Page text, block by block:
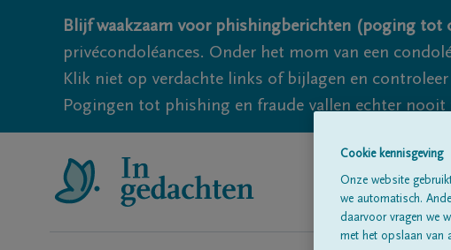
Blijf waakzaam voor phishingberichten (poging tot
privécondoléances. Onder het mom van een
Klik niet op verdachte links of bijlagen en
Pogingen tot phishing en fraude vallen echter
Cookie kennisgeving
Onze website
we automatisch.
daarvoor vragen we
met het opslaan van